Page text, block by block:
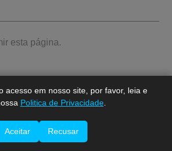
acesso em nosso site, por favor, leia e
Politica de Privacidade.
Aceitar Recusar
esta página.